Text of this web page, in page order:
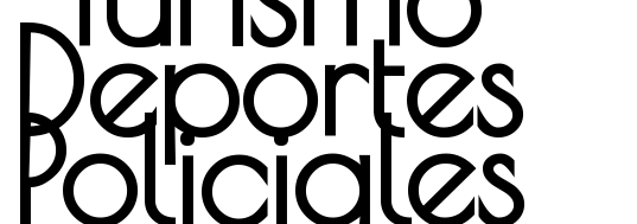
Deportes
Policiales